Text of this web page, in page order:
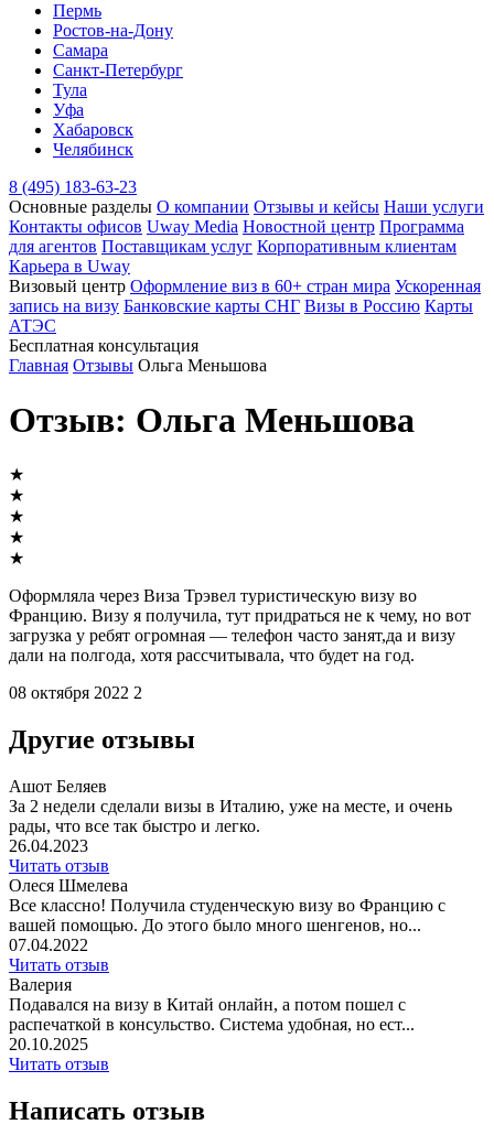
Пермь
Ростов-на-Дону
Самара
Санкт-Петербург
Тула
Уфа
Хабаровск
Челябинск
8 (495) 183-63-23
Основные разделы О компании Отзывы и кейсы Наши услуги
Контакты офисов Uway Media Новостной центр Программа
для агентов Поставщикам услуг Корпоративным клиентам
Карьера в Uway
Визовый центр Оформление виз в 60+ стран мира Ускоренная
запись на визу Банковские карты СНГ Визы в Россию Карты
АТЭС
Бесплатная консультация
Главная Отзывы Ольга Меньшова
Отзыв: Ольга Меньшова
★
★
★
★
★
Оформляла через Виза Трэвел туристическую визу во
Францию. Визу я получила, тут придраться не к чему, но вот
загрузка у ребят огромная — телефон часто занят,да и визу
дали на полгода, хотя рассчитывала, что будет на год.
08 октября 2022 2
Другие отзывы
Ашот Беляев
За 2 недели сделали визы в Италию, уже на месте, и очень
рады, что все так быстро и легко.
26.04.2023
Читать отзыв
Олеся Шмелева
Все классно! Получила студенческую визу во Францию с
вашей помощью. До этого было много шенгенов, но...
07.04.2022
Читать отзыв
Валерия
Подавался на визу в Китай онлайн, а потом пошел с
распечаткой в консульство. Система удобная, но ест...
20.10.2025
Читать отзыв
Написать отзыв